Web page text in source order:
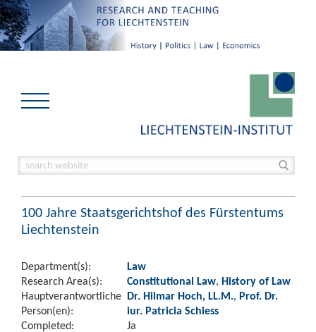
100 Jahre Staatsgerichtshof des Fürstentums
Liechtenstein
Department(s):
Law
Research Area(s):
Constitutional Law, History of Law
Hauptverantwortliche
Person(en):
Dr. Hilmar Hoch, LL.M., Prof. Dr.
iur. Patricia Schiess
Completed:
Ja